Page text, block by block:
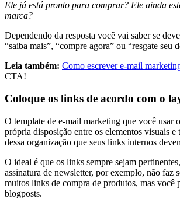
Ele já está pronto para comprar? Ele ainda
marca?
Dependendo da resposta você vai saber se
“saiba mais”, “compre agora” ou “resgate seu
Leia também: Como escrever e-mail
CTA!
Coloque os links de acordo com o
O template de e-mail marketing que você usar
própria disposição entre os elementos visuais e
dessa organização que seus links internos
O ideal é que os links sempre sejam
assinatura de newsletter, por exemplo, não faz
muitos links de compra de produtos, mas você
blogposts.